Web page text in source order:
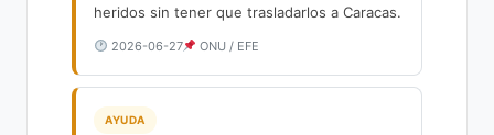
heridos sin tener que trasladarlos a Caracas.
2026-06-27 ONU / EFE
AYUDA